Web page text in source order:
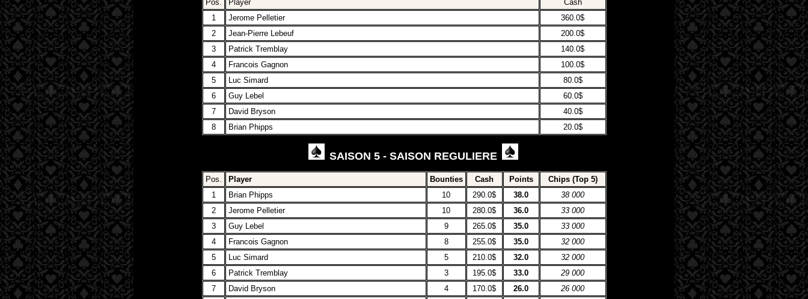
Pos. Player
Cash
1
Jerome Pelletier
360.0$
2
Jean-Pierre Lebeuf
200.0$
3
Patrick Tremblay
140.0$
4
Francois Gagnon
100.0$
5
Luc Simard
80.0$
6
Guy Lebel
60.0$
7
David Bryson
40.0$
8
Brian Phipps 20.0$
SAISON 5 - SAISON REGULIERE
Pos. Player Bounties Cash Points
Chips (Top 5)
1
Brian Phipps 10 290.0$ 38.0
38 000
2
Jerome Pelletier 10 280.0$ 36.0
33 000
3
Guy Lebel 9 265.0$ 35.0
33 000
4
Francois Gagnon 8 255.0$ 35.0
32 000
5
Luc Simard 5 210.0$ 32.0
32 000
6
Patrick Tremblay 3 195.0$ 33.0
29 000
7
David Bryson 4 170.0$ 26.0 26 000